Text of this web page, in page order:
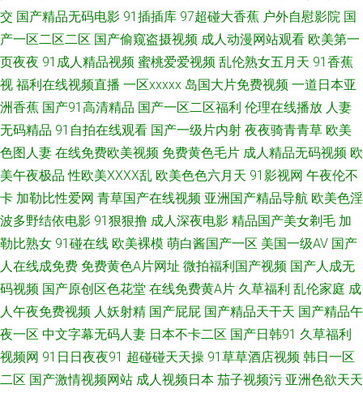
莓福利导航 五月丁香啪啪 91日韩国产精免费 福利社老司机 欧州不卡视频 先
锋影音偷拍 91福利网在线免费 爱豆视频在线看 精品久久婷婷网络 91巨乳黑
丝高潮 爱豆传媒剧情MV色哟 欧美日韩久久日 亚洲国产线看 91社安全网址
丁香五月天网址 免费日韩特黄 午夜AV福利在线导航 91视频在线观看免费大
全 日韩A片免费建站 91老司机精品福利 福利合集导航 美女大片 性欧俄肥婆
性 91在线porn 黄色仓库网址 五月婷婷欧美色日韩 91网站播放 黄色仓库免费
播放影片 欧美专区日韩专区 91福利姬视频网站 国产91九色 俺去撸最新网址
欧日美视频 91老司机精品 成人福利基地无码大量 久久艹an 日韩熟女视频
91黄免费 www91黑丝AV 久操免费观看 少妇精品在线91 91国产乱子伦 丁香
交 国产精品无码电影 91插插库 97超碰大香蕉 户外自慰影院 国
产一区二区二区 国产偷窥盗摄视频 成人动漫网站观看 欧美第一
页夜夜 91成人精品视频 蜜桃爱爱视频 乱伦熟女五月天 91香蕉
视 福利在线视频直播 一区xxxxx 岛国大片免费视频 一道日本亚
洲香蕉 国产91高清精品 国产一区二区福利 伦理在线播放 人妻
无码精品 91自拍在线观看 国产一级片内射 夜夜骑青青草 欧美
色图人妻 在线免费欧美视频 免费黄色毛片 成人精品无码视频 欧
美午夜极品 性欧美ⅩⅩⅩⅩ乱 欧美色色六月天 91影视网 午夜伦不
卡 加勒比性爱网 青草国产在线视频 亚洲国产精品导航 欧美色淫
波多野结依电影 91狠狠撸 成人深夜电影 精品国产美女剃毛 加
勒比熟女 91碰在线 欧美裸模 萌白酱国产一区 美国一级AV 国产
人在线成免费 免费黄色A片网址 微拍福利国产视频 国产人成无
码视频 国产原创区色花堂 在线免费黄A片 久草福利 乱伦家庭 成
人午夜免费视频 人妖射精 国产屁屁 国产精品天干天 国产精品午
夜一区 中文字幕无码人妻 日本不卡二区 国产日韩91 久草福利
视频网 91日日夜夜91 超碰碰天天操 91草草酒店视频 韩日一区
二区 国产激情视频网站 成人视频日本 茄子视频污 亚洲色欲天天